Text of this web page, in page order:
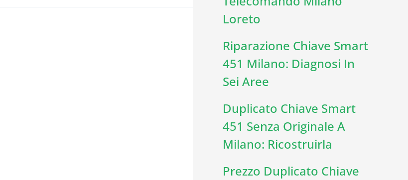
Loreto
Riparazione Chiave Smart
451 Milano: Diagnosi In
Sei Aree
Duplicato Chiave Smart
451 Senza Originale A
Milano: Ricostruirla
Prezzo Duplicato Chiave